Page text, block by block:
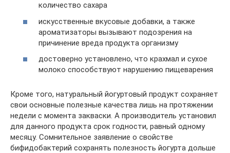
количество сахара
искусственные вкусовые добавки, а также
ароматизаторы вызывают подозрения на
причинение вреда продукта организму
достоверно установлено, что крахмал и сухое
молоко способствуют нарушению пищеварения
Кроме того, натуральный йогуртовый продукт сохраняет
свои основные полезные качества лишь на протяжении
недели с момента закваски. А производитель установил
для данного продукта срок годности, равный одному
месяцу. Сомнительное заявление о свойстве
бифидобактерий сохранять полезность йогурта дольше